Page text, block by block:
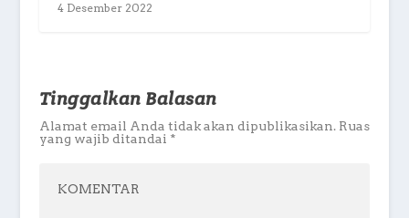
4 Desember 2022
Tinggalkan Balasan
Alamat email Anda tidak akan dipublikasikan. Ruas
yang wajib ditandai *